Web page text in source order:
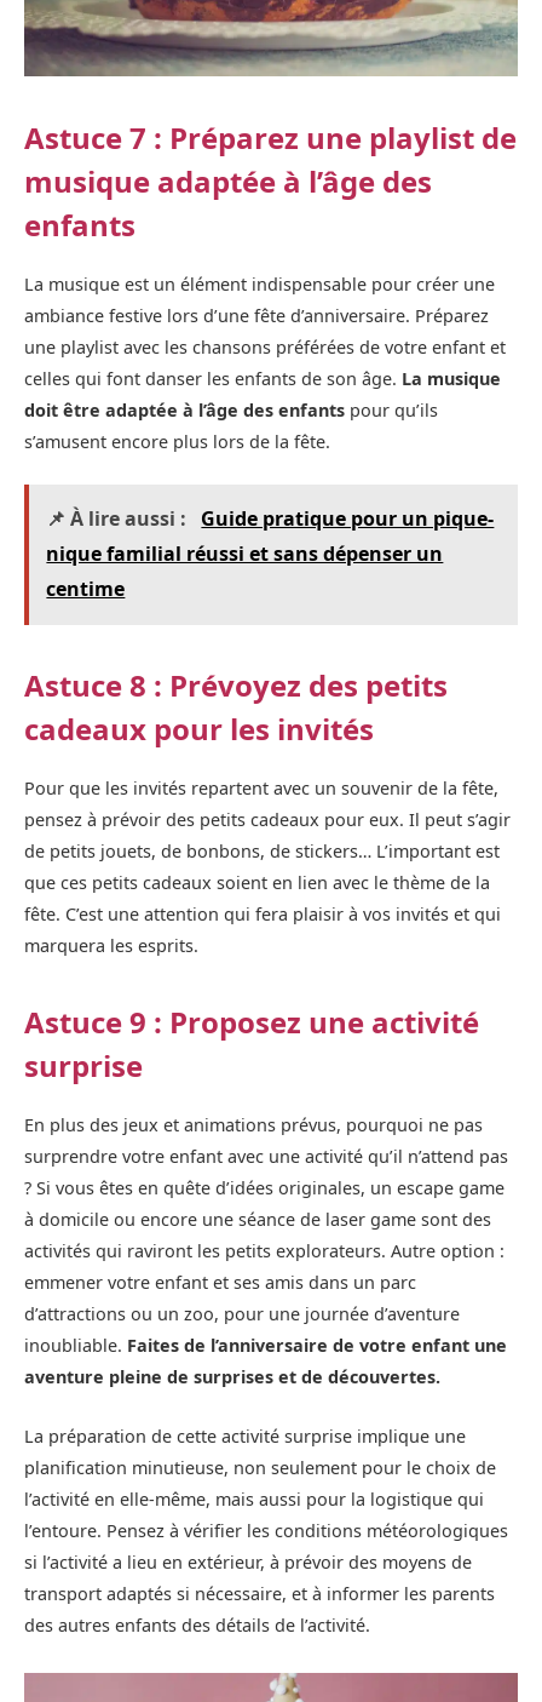
Astuce 7 : Préparez une playlist de
musique adaptée à l’âge des
enfants
La musique est un élément indispensable pour créer une
ambiance festive lors d’une fête d’anniversaire. Préparez
une playlist avec les chansons préférées de votre enfant et
celles qui font danser les enfants de son âge. La musique
doit être adaptée à l’âge des enfants pour qu’ils
s’amusent encore plus lors de la fête.
📌 À lire aussi :
Guide pratique pour un pique-
nique familial réussi et sans dépenser un
centime
Astuce 8 : Prévoyez des petits
cadeaux pour les invités
Pour que les invités repartent avec un souvenir de la fête,
pensez à prévoir des petits cadeaux pour eux. Il peut s’agir
de petits jouets, de bonbons, de stickers… L’important est
que ces petits cadeaux soient en lien avec le thème de la
fête. C’est une attention qui fera plaisir à vos invités et qui
marquera les esprits.
Astuce 9 : Proposez une activité
surprise
En plus des jeux et animations prévus, pourquoi ne pas
surprendre votre enfant avec une activité qu’il n’attend pas
? Si vous êtes en quête d’idées originales, un escape game
à domicile ou encore une séance de laser game sont des
activités qui raviront les petits explorateurs. Autre option :
emmener votre enfant et ses amis dans un parc
d’attractions ou un zoo, pour une journée d’aventure
inoubliable. Faites de l’anniversaire de votre enfant une
aventure pleine de surprises et de découvertes.
La préparation de cette activité surprise implique une
planification minutieuse, non seulement pour le choix de
l’activité en elle-même, mais aussi pour la logistique qui
l’entoure. Pensez à vérifier les conditions météorologiques
si l’activité a lieu en extérieur, à prévoir des moyens de
transport adaptés si nécessaire, et à informer les parents
des autres enfants des détails de l’activité.